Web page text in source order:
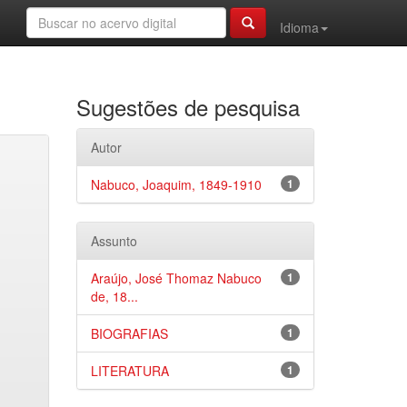
Idioma
Sugestões de pesquisa
Autor
1
Nabuco, Joaquim, 1849-1910
Assunto
1
Araújo, José Thomaz Nabuco
de, 18...
1
BIOGRAFIAS
1
LITERATURA